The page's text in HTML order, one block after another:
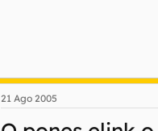
21 Ago 2005